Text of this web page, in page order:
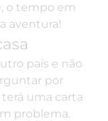
o tempo em
aventura!
país e não
por
uma carta
problema.